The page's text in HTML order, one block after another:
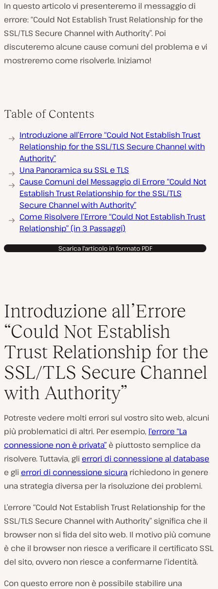
In questo articolo vi presenteremo il messaggio di
errore: “Could Not Establish Trust Relationship for the
SSL/TLS Secure Channel with Authority”. Poi
discuteremo alcune cause comuni del problema e vi
mostreremo come risolverle. Iniziamo!
Table of Contents
Introduzione all’Errore “Could Not Establish Trust
Relationship for the SSL/TLS Secure Channel with
Authority”
Una Panoramica su SSL e TLS
Cause Comuni del Messaggio di Errore “Could Not
Establish Trust Relationship for the SSL/TLS
Secure Channel with Authority”
Come Risolvere l’Errore “Could Not Establish Trust
Relationship” (in 3 Passaggi)
Scarica l'articolo in formato PDF
Introduzione all’Errore
“Could Not Establish
Trust Relationship for the
SSL/TLS Secure Channel
with Authority”
Potreste vedere molti errori sul vostro sito web, alcuni
più problematici di altri. Per esempio, l’errore “La
connessione non è privata” è piuttosto semplice da
risolvere. Tuttavia, gli errori di connessione al database
e gli errori di connessione sicura richiedono in genere
una strategia diversa per la risoluzione dei problemi.
L’errore “Could Not Establish Trust Relationship for the
SSL/TLS Secure Channel with Authority” significa che il
browser non si fida del sito web. Il motivo più comune
è che il browser non riesce a verificare il certificato SSL
del sito, ovvero non riesce a confermarne l’identità.
Con questo errore non è possibile stabilire una